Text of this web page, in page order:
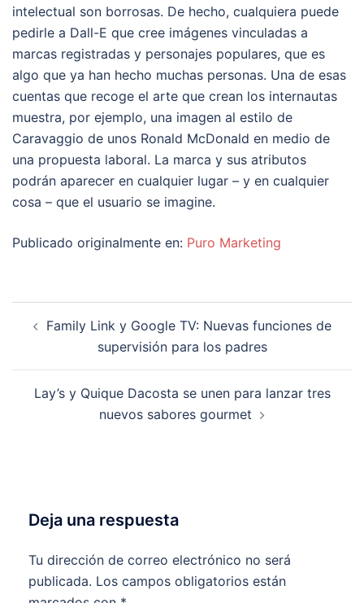
intelectual son borrosas. De hecho, cualquiera puede
pedirle a Dall-E que cree imágenes vinculadas a
marcas registradas y personajes populares, que es
algo que ya han hecho muchas personas. Una de esas
cuentas que recoge el arte que crean los internautas
muestra, por ejemplo, una imagen al estilo de
Caravaggio de unos Ronald McDonald en medio de
una propuesta laboral. La marca y sus atributos
podrán aparecer en cualquier lugar – y en cualquier
cosa – que el usuario se imagine.
Publicado originalmente en: Puro Marketing
de
Family Link y Google TV: Nuevas funciones de
supervisión para los padres
Lay’s y Quique Dacosta se unen para lanzar tres
nuevos sabores gourmet
Deja una respuesta
Tu dirección de correo electrónico no será
publicada. Los campos obligatorios están